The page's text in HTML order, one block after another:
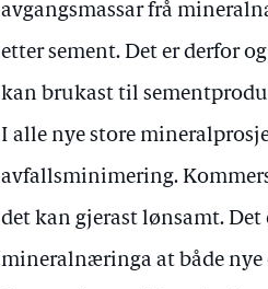
avgangsmassar frå
etter sement. Det er derfor
kan brukast til
I alle nye store
avfallsminimering.
det kan gjerast lønsamt.
mineralnæringa at både